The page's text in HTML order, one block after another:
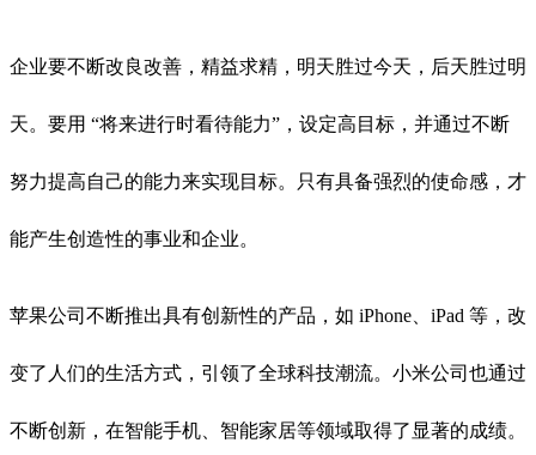
企业要不断改良改善，精益求精，明天胜过今天，后天胜过明
天。要用 “将来进行时看待能力”，设定高目标，并通过不断
努力提高自己的能力来实现目标。只有具备强烈的使命感，才
能产生创造性的事业和企业。
苹果公司不断推出具有创新性的产品，如 iPhone、iPad 等，改
变了人们的生活方式，引领了全球科技潮流。小米公司也通过
不断创新，在智能手机、智能家居等领域取得了显著的成绩。